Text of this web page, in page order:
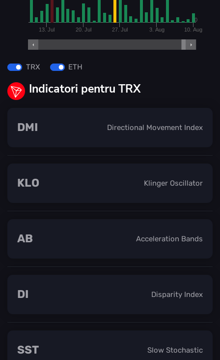
13. Jul 20. Jul 27. Jul 3. Aug 10. Aug
0
TRX ETH
Indicatori pentru TRX
Directional Movement Index
DMI
Klinger Oscillator
KLO
Acceleration Bands
AB
Disparity Index
DI
Slow Stochastic
SST